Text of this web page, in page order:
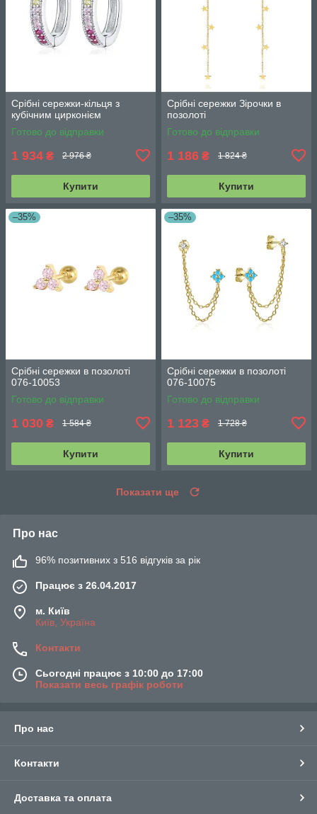
Срібні сережки-кільця з
кубічним цирконієм
Готово до відправки
1 934 ₴ 2 976 ₴
Купити
Срібні сережки Зірочки в
позолоті
Готово до відправки
1 186 ₴ 1 824 ₴
Купити
–35%
Срібні сережки в позолоті
076-10053
Готово до відправки
1 030 ₴ 1 584 ₴
Купити
–35%
Срібні сережки в позолоті
076-10075
Готово до відправки
1 123 ₴ 1 728 ₴
Купити
Показати ще
Про нас
96% позитивних з 516 відгуків за рік
Працює з 26.04.2017
м. Київ
Київ, Україна
Контакти
Сьогодні працює з 10:00 до 17:00
Показати весь графік роботи
Про нас
Контакти
Доставка та оплата